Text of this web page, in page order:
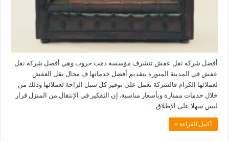
أفضل شركة نقل عفش تتشرف مؤسسة دهب جروب وهي أفضل شركة نقل
عفش في المدينة المنورة بتقديم أفضل خدماتها ف مجال نقل العفش
لعملائها الكرام فالشركة تعمل على توفير كل سبل الراحة لعملائها وذلك من
خلال خدمات ممتازة وبأسعار مناسبة. إن التفكير في الإنتقال من المنزل قرار
ليس سهلا على الإطلاق …
أكمل القراءة »